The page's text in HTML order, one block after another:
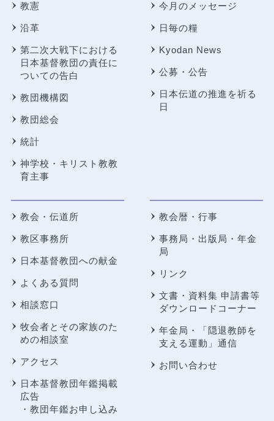
教憲
沿革
第二次大戦下における
日本基督教団の責任に
ついての告白
教団機構図
教団総会
統計
神学校・キリスト教教
育主事
今月のメッセージ
日毎の糧
Kyodan News
公募・公告
日本伝道の推進を祈る
日
教会・伝道所
教区事務所
日本基督教団への献金
よくある質問
相談窓口
牧会者とその家族のた
めの相談室
アクセス
日本基督教団年鑑掲載
広告
・教団年鑑お申し込み
教会暦・行事
事務局・出版局・年金
局
リンク
文書・資料集 申請書等
ダウンロードコーナー
年金局・
「隠退教師を
支える運動」通信
お問い合わせ